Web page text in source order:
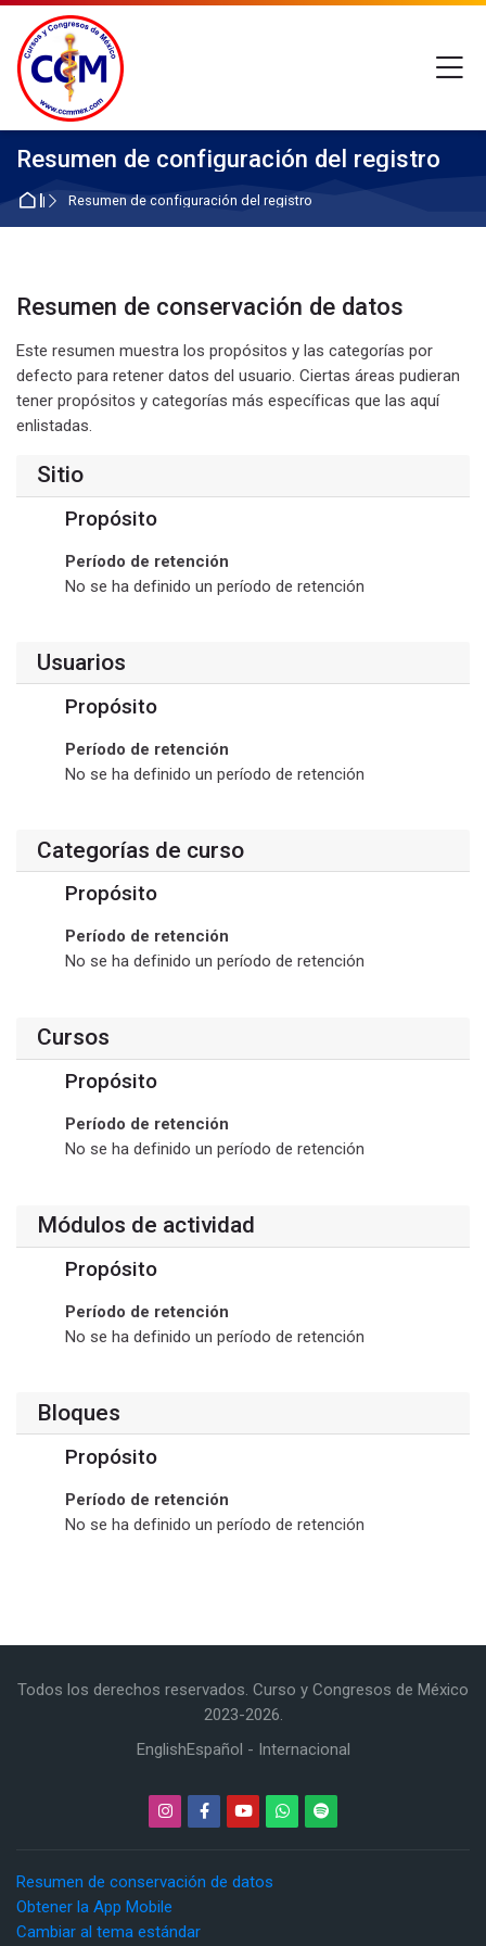
Skip to navigation
Skip to login form
Saltar al contenido principal
Skip to footer
Resumen de configuración del registro
InicioResumen de configuración del registro
Resumen de conservación de datos
Este resumen muestra los propósitos y las categorías por
defecto para retener datos del usuario. Ciertas áreas pudieran
tener propósitos y categorías más específicas que las aquí
enlistadas.
Sitio
Propósito
Período de retención
No se ha definido un período de retención
Usuarios
Propósito
Período de retención
No se ha definido un período de retención
Categorías de curso
Propósito
Período de retención
No se ha definido un período de retención
Cursos
Propósito
Período de retención
No se ha definido un período de retención
Módulos de actividad
Propósito
Período de retención
No se ha definido un período de retención
Bloques
Propósito
Período de retención
No se ha definido un período de retención
Todos los derechos reservados. Curso y Congresos de México
2023-2026.
EnglishEspañol - Internacional
Resumen de conservación de datos
Obtener la App Mobile
Cambiar al tema estándar